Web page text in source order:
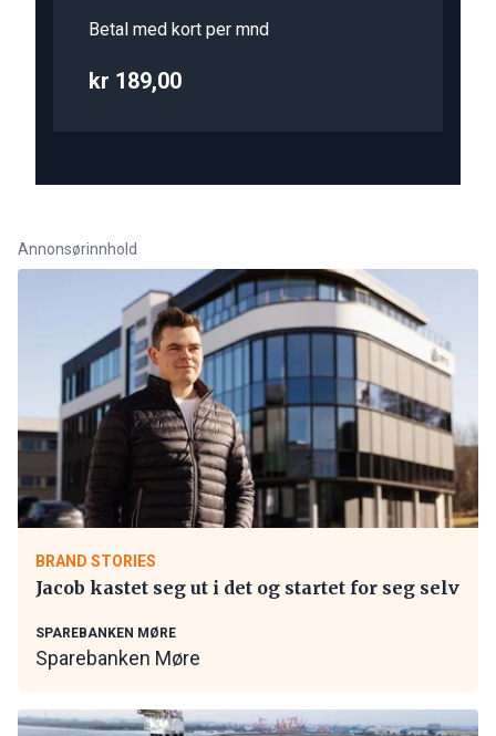
Betal med kort per mnd
kr 189,00
Annonsørinnhold
BRAND STORIES
Jacob kastet seg ut i det og startet for seg selv
SPAREBANKEN MØRE
Sparebanken Møre